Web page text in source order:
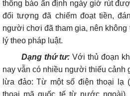
thông báo ấn định ngày giờ rút
đối tượng đã chiếm đoạt tiền,
người chơi đã tham gia, nên không
lý theo pháp luật.
Dạng thứ tư: Với thủ đoạn
nay vẫn có nhiều người thiếu cảnh
lừa đảo: Từ một số điện thoại lạ
thoại mã quốc tế từ nước